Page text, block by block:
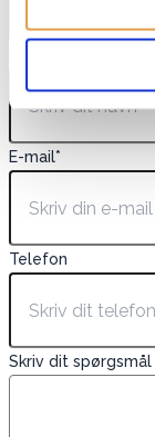
E-mail*
Telefon
Skriv dit spørgsmål